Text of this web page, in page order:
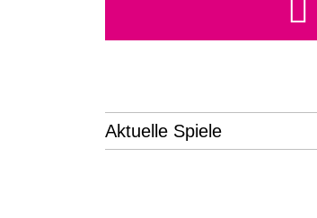
Aktuelle Spiele